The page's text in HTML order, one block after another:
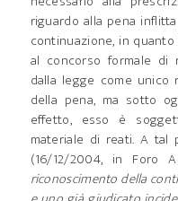
riguardo alla pena
continuazione, in
al concorso formale di
dalla legge come
della pena, ma sotto
effetto, esso è
materiale di reati. A tal
(16/12/2004, in Foro
riconoscimento della